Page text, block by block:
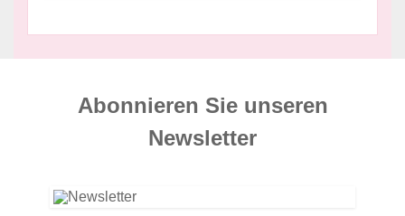
Abonnieren Sie unseren
News­letter